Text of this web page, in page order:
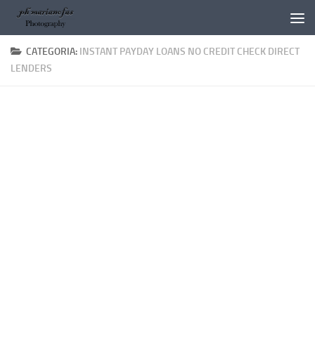
Salta al contenuto
CATEGORIA: INSTANT PAYDAY LOANS NO CREDIT CHECK DIRECT
LENDERS